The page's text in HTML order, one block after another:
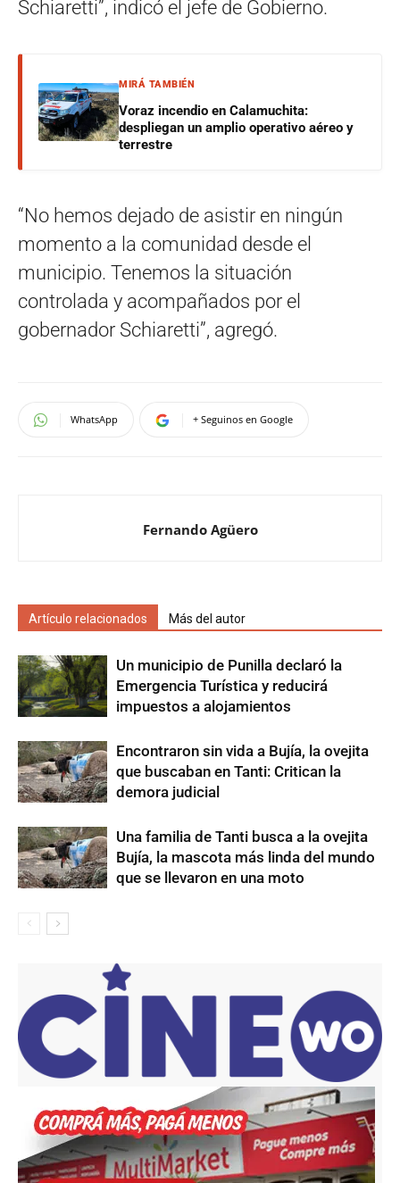
Schiaretti”, indicó el jefe de Gobierno.
MIRÁ TAMBIÉN
Voraz incendio en Calamuchita:
despliegan un amplio operativo aéreo y
terrestre
“No hemos dejado de asistir en ningún
momento a la comunidad desde el
municipio. Tenemos la situación
controlada y acompañados por el
gobernador Schiaretti”, agregó.
WhatsApp + Seguinos en Google
Fernando Agüero
Artículo relacionados Más del autor
Un municipio de Punilla declaró la
Emergencia Turística y reducirá
impuestos a alojamientos
Encontraron sin vida a Bujía, la ovejita
que buscaban en Tanti: Critican la
demora judicial
Una familia de Tanti busca a la ovejita
Bujía, la mascota más linda del mundo
que se llevaron en una moto